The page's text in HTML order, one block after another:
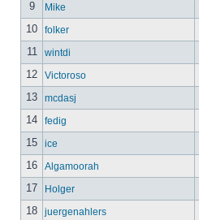
9 Mike
10 folker
11 wintdi
12 Victoroso
13 mcdasj
14 fedig
15 ice
16 Algamoorah
17 Holger
18 juergenahlers